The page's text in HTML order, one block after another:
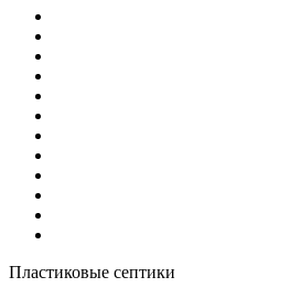
Пластиковые септики